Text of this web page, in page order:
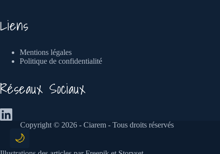
Liens
Mentions légales
Politique de confidentialité
Réseaux Sociaux
Copyright © 2026 - Ciarem - Tous droits réservés
🌙